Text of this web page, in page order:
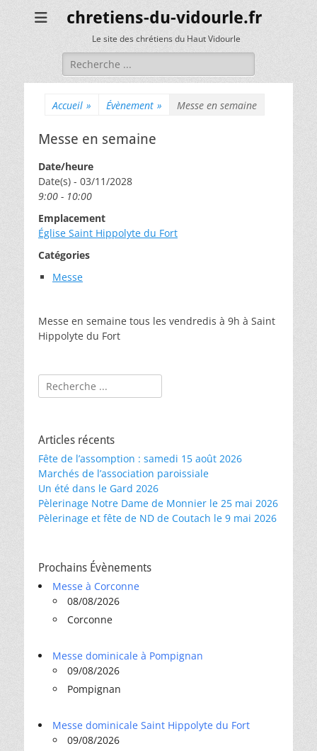
chretiens-du-vidourle.fr
Le site des chrétiens du Haut Vidourle
Rechercher :
Accueil » Évènement » Messe en semaine
Messe en semaine
Date/heure
Date(s) - 03/11/2028
9:00 - 10:00
Emplacement
Église Saint Hippolyte du Fort
Catégories
Messe
Messe en semaine tous les vendredis à 9h à Saint
Hippolyte du Fort
Rechercher :
Articles récents
Fête de l’assomption : samedi 15 août 2026
Marchés de l’association paroissiale
Un été dans le Gard 2026
Pèlerinage Notre Dame de Monnier le 25 mai 2026
Pèlerinage et fête de ND de Coutach le 9 mai 2026
Prochains Évènements
Messe à Corconne
08/08/2026
Corconne
Messe dominicale à Pompignan
09/08/2026
Pompignan
Messe dominicale Saint Hippolyte du Fort
09/08/2026